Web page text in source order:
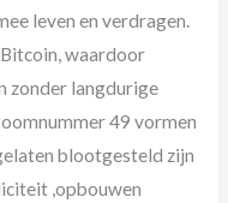
leven en verdragen.
waardoor
zonder langdurige
49 vormen
blootgesteld zijn
,opbouwen